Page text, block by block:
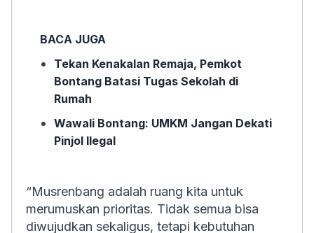
BACA JUGA
Tekan Kenakalan Remaja, Pemkot
Bontang Batasi Tugas Sekolah di
Rumah
Wawali Bontang: UMKM Jangan Dekati
Pinjol Ilegal
“Musrenbang adalah ruang kita untuk
merumuskan prioritas. Tidak semua bisa
diwujudkan sekaligus, tetapi kebutuhan